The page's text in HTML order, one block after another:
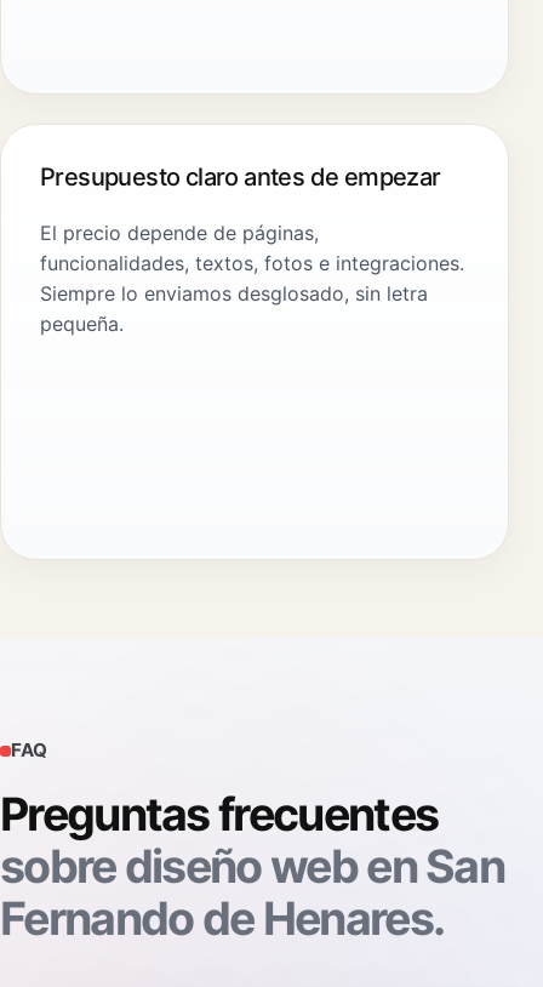
Presupuesto claro antes de empezar
El precio depende de páginas,
funcionalidades, textos, fotos e integraciones.
Siempre lo enviamos desglosado, sin letra
pequeña.
FAQ
Preguntas frecuentes
sobre diseño web en San
Fernando de Henares.